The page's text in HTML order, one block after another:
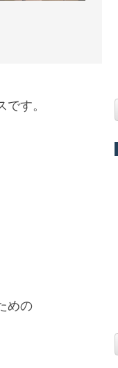
す。
めの